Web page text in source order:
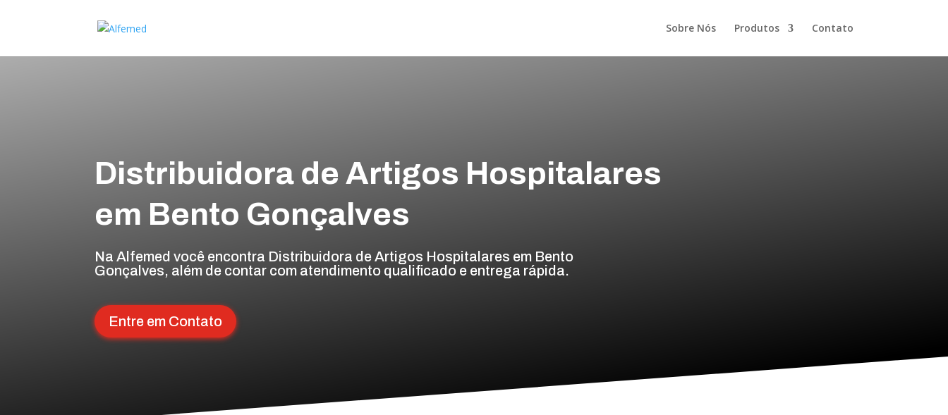
Sobre Nós Produtos Contato
Distribuidora de Artigos Hospitalares
em Bento Gonçalves
Na Alfemed você encontra Distribuidora de Artigos Hospitalares em Bento
Gonçalves, além de contar com atendimento qualificado e entrega rápida.
Entre em Contato